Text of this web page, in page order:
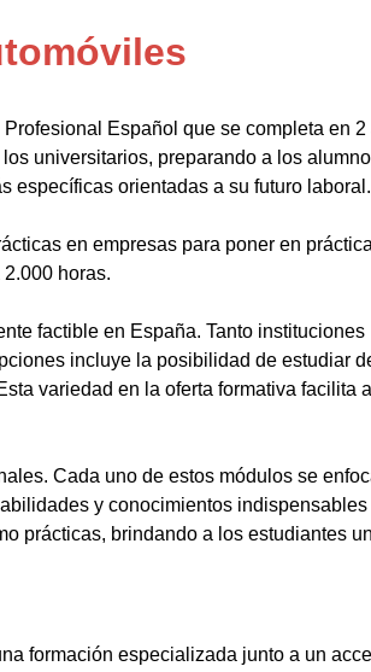
Español que se completa en 2
universitarios, preparando a los
específicas orientadas a su futuro laboral.
en empresas para poner en
horas.
factible en España. Tanto instituciones
incluye la posibilidad de estudiar
variedad en la oferta formativa facilita
Cada uno de estos módulos se
y conocimientos indispensables
prácticas, brindando a los estudiantes
formación especializada junto a un